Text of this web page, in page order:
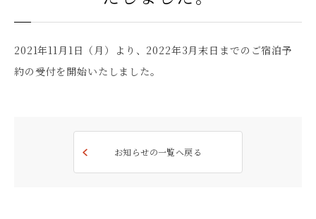
2021年11月1日（月）より、2022年3月末日までのご宿泊予
約の受付を開始いたしました。
お知らせの一覧へ戻る